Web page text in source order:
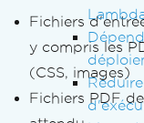
Fichiers
y compris les
(CSS, images)
Fichiers PDF